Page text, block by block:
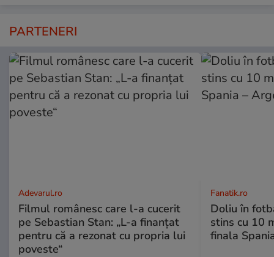
PARTENERI
Adevarul.ro
Filmul românesc care l-a cucerit
pe Sebastian Stan: „L-a finanțat
pentru că a rezonat cu propria lui
poveste“
Fanatik.ro
Doliu în
stins cu 10
finala